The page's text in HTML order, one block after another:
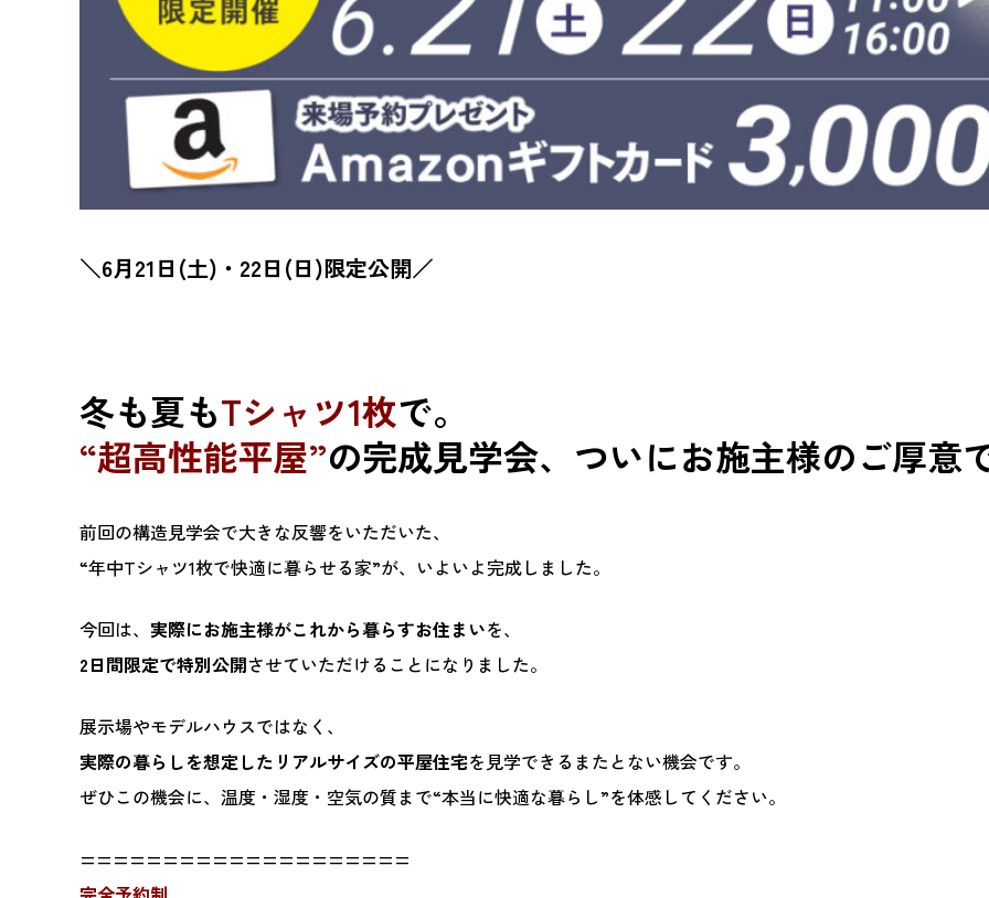
＼6月21日 (土) ・ 22日 (日)限定公開／
冬も夏もTシャツ1枚で。
“超高性能平屋”の完成見学会、ついにお施主様のご厚意
前回の構造見学会で大きな反響をいただいた、
“年中Tシャツ1枚で快適に暮らせる家”が、いよいよ完成しました。
今回は、 実際にお施主様がこれから暮らすお住まいを、
2日間限定で特別公開させていただけることになりました。
展示場やモデルハウスではなく、
実際の暮らしを想定したリアルサイズの平屋住宅を見学できるまたとない機会です。
ぜひこの機会に、温度・湿度・空気の質まで“本当に快適な暮らし”を体感してください。
====================